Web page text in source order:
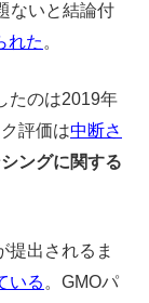
ないと結論付
れた 。
たのは2019年
評価は中断さ
ングに関する
提出されるま
いる 。GMOパ